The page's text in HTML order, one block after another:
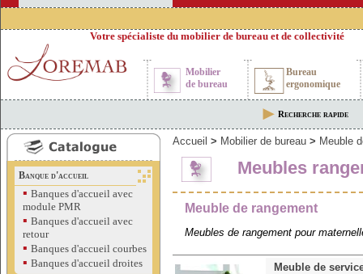
Votre spécialiste du mobilier de bureau et de collectivité
Mobilier
de bureau
Bureau
ergonomique
Recherche rapide
Banque d'accueil
▪ Banques d'accueil avec
module PMR
▪ Banques d'accueil avec
retour
▪ Banques d'accueil courbes
▪ Banques d'accueil droites
Accueil > Mobilier de bureau > Meuble
Meubles
Meuble de rangement
Meubles de rangement pour
Meuble de